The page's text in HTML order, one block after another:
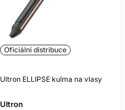
Oficiální distribuce
Ultron ELLIPSE kulma na vlasy
Ultron